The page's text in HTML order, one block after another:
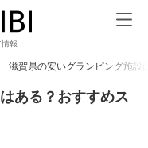
報
滋賀県の安いグランピング施設
ある？おすすめス